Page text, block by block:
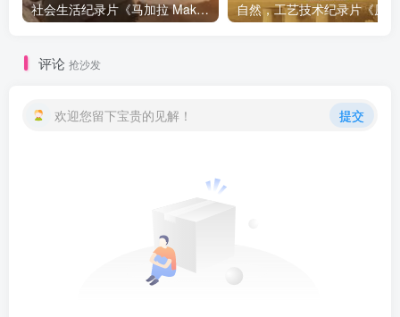
社会生活纪录片《马加拉 Makala》下载
评论 抢沙发
欢迎您留下宝贵的见解！ 提交